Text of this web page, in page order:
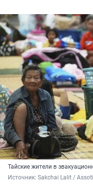
Тайские жители в
Источник: Sakchai Lalit /